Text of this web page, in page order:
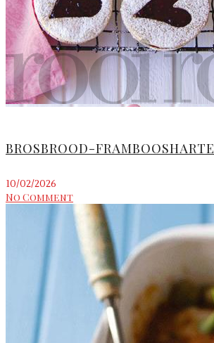
BROSBROOD-FRAMBOOSHARTE
10/02/2026
No Comment